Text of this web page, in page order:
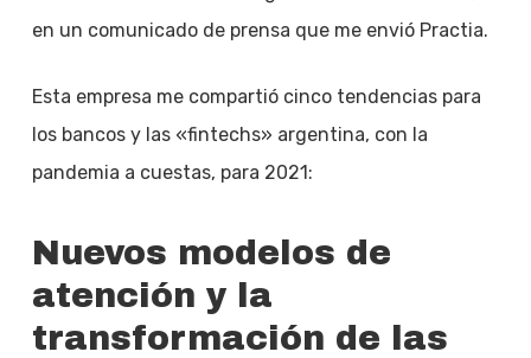
en un comunicado de prensa que me envió Practia.
Esta empresa me compartió cinco tendencias para
los bancos y las «fintechs» argentina, con la
pandemia a cuestas, para 2021:
Nuevos modelos de
atención y la
transformación de las